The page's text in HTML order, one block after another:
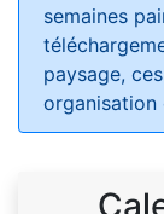
semaines
paysage,
organisation